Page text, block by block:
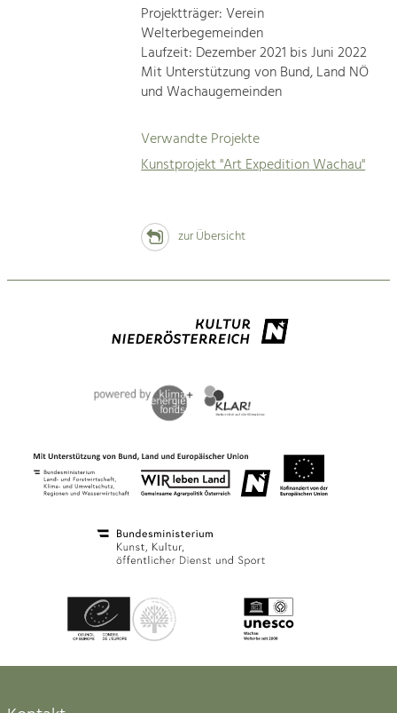
Projektträger: Verein
Welterbegemeinden
Laufzeit: Dezember 2021 bis Juni 2022
Mit Unterstützung von Bund, Land NÖ
und Wachaugemeinden
Verwandte Projekte
Kunstprojekt "Art Expedition Wachau"
zur Übersicht